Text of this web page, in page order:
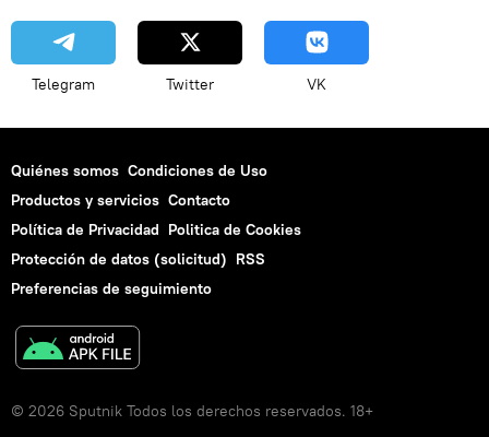
Telegram Twitter VK
Quiénes somos Condiciones de Uso
Productos y servicios Contacto
Política de Privacidad Politica de Cookies
Protección de datos (solicitud) RSS
Preferencias de seguimiento
© 2026 Sputnik Todos los derechos reservados. 18+